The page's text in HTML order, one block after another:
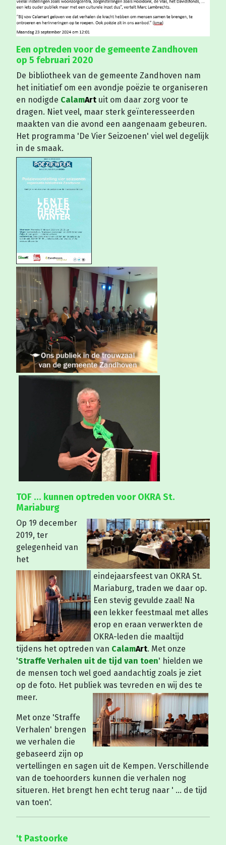
Een optreden voor de gemeente Zandhoven
op 5 februari 2020
De bibliotheek van de gemeente Zandhoven nam
het initiatief om een avondje poëzie te organiseren
en nodigde CalamArt uit om daar zorg voor te
dragen. Niet veel, maar sterk geïnteresseerden
maakten van die avond een aangenaam gebeuren.
Het programma 'De Vier Seizoenen' viel wel degelijk
in de smaak.
TOF ... kunnen optreden voor OKRA St.
Mariaburg
Op 19 december
2019, ter
gelegenheid van
het
eindejaarsfeest van OKRA St.
Mariaburg, traden we daar op.
Een stevig gevulde zaal! Na
een lekker feestmaal met alles
erop en eraan verwerkten de
OKRA-leden die maaltijd
tijdens het optreden van CalamArt. Met onze
'Straffe Verhalen uit de tijd van toen' hielden we
de mensen toch wel goed aandachtig zoals je ziet
op de foto. Het publiek was tevreden en wij des te
meer.
Met onze 'Straffe
Verhalen' brengen
we verhalen die
gebaseerd zijn op
vertellingen en sagen uit de Kempen. Verschillende
van de toehoorders kunnen die verhalen nog
situeren. Het brengt hen echt terug naar ' ... de tijd
van toen'.
't Pastoorke